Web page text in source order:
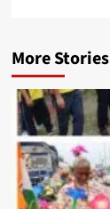
More Stories